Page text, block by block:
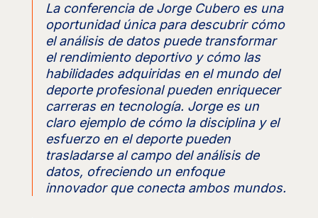
La conferencia de Jorge Cubero es una
oportunidad única para descubrir cómo
el análisis de datos puede transformar
el rendimiento deportivo y cómo las
habilidades adquiridas en el mundo del
deporte profesional pueden enriquecer
carreras en tecnología. Jorge es un
claro ejemplo de cómo la disciplina y el
esfuerzo en el deporte pueden
trasladarse al campo del análisis de
datos, ofreciendo un enfoque
innovador que conecta ambos mundos.